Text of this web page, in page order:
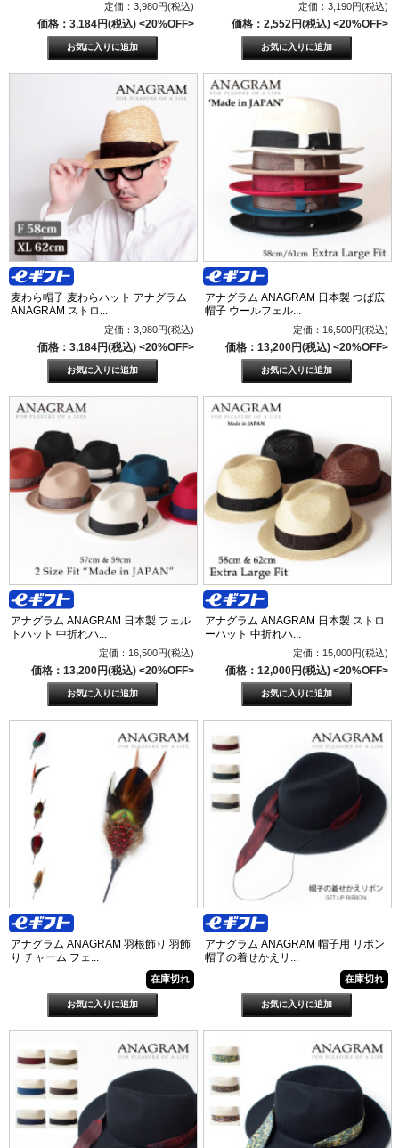
定価：3,980円(税込)
価格：3,184円(税込) <20%OFF>
定価：3,190円(税込)
価格：2,552円(税込) <20%OFF>
麦わら帽子 麦わらハット アナグラム
ANAGRAM ストロ...
定価：3,980円(税込)
価格：3,184円(税込) <20%OFF>
アナグラム ANAGRAM 日本製 つば広
帽子 ウールフェル...
定価：16,500円(税込)
価格：13,200円(税込) <20%OFF>
アナグラム ANAGRAM 日本製 フェル
トハット 中折れハ...
定価：16,500円(税込)
価格：13,200円(税込) <20%OFF>
アナグラム ANAGRAM 日本製 ストロ
ーハット 中折れハ...
定価：15,000円(税込)
価格：12,000円(税込) <20%OFF>
アナグラム ANAGRAM 羽根飾り 羽飾
り チャーム フェ...
在庫切れ
アナグラム ANAGRAM 帽子用 リボン
帽子の着せかえリ...
在庫切れ